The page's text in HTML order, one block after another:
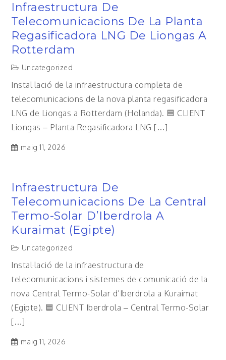
Infraestructura De
Telecomunicacions De La Planta
Regasificadora LNG De Liongas A
Rotterdam
Uncategorized
Instal·lació de la infraestructura completa de
telecomunicacions de la nova planta regasificadora
LNG de Liongas a Rotterdam (Holanda). 🟦 CLIENT
Liongas – Planta Regasificadora LNG […]
maig 11, 2026
Infraestructura De
Telecomunicacions De La Central
Termo-Solar D’Iberdrola A
Kuraimat (Egipte)
Uncategorized
Instal·lació de la infraestructura de
telecomunicacions i sistemes de comunicació de la
nova Central Termo-Solar d’Iberdrola a Kuraimat
(Egipte). 🟦 CLIENT Iberdrola – Central Termo-Solar
[…]
maig 11, 2026